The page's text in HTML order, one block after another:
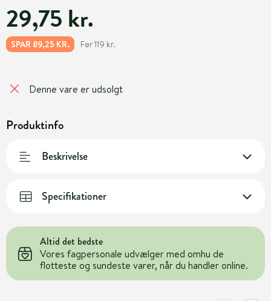
29,75 kr.
SPAR 89,25 KR. Før 119 kr.
Denne vare er udsolgt
Produktinfo
Beskrivelse
Specifikationer
Altid det bedste
Vores fagpersonale udvælger med omhu de
flotteste og sundeste varer, når du handler online.